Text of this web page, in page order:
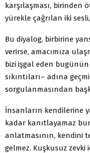
karşılaşması, birinden
yürekle çağrılan iki
Bu diyalog, birbirine
verirse, amacımıza
bizi işgal eden
sıkıntıları– adına
sorgulanmasından
İnsanların kendilerine
kadar kanıtlayamaz
anlatmasının, kendini
gelmez. Kuşkusuz